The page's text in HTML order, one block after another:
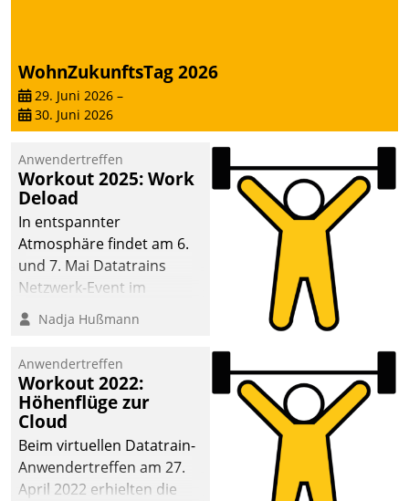
– und beschleunigt damit
den Weg vom
Mieteranliegen zum
WohnZukunftsTag 2026
29. Juni 2026 –
30. Juni 2026
Anwendertreffen
Workout 2025: Work
Deload
In entspannter
Atmosphäre findet am 6.
und 7. Mai Datatrains
Netzwerk-Event im
Kunden- und Partnerkreis
statt. Zentrale Frage: Wie
Mammutprojekte
meistern und Workloads
wuppen – bei zunehmend
anspruchsvollen
Aufgaben und
abnehmendem
Nadja Hußmann
Anwendertreffen
Workout 2022:
Höhenflüge zur
Cloud
Beim virtuellen Datatrain-
Anwendertreffen am 27.
April 2022 erhielten die